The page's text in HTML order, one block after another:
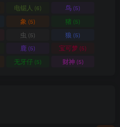
电锯人 (6) 鸟 (5)
象 (5) 猪 (5)
虫 (5) 狼 (5)
鹿 (5) 宝可梦 (5)
无牙仔 (5) 财神 (5)